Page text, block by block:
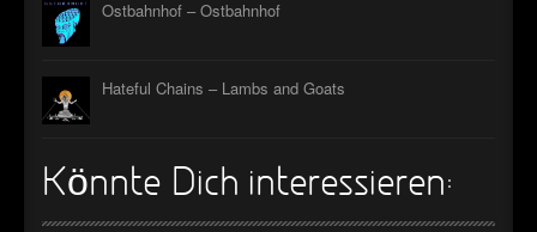
Ostbahnhof – Ostbahnhof
Hateful Chains – Lambs and Goats
Könnte Dich interessieren: